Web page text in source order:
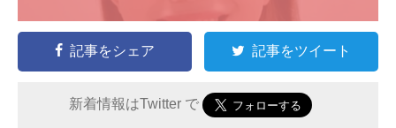
記事をシェア 記事をツイート
新着情報はTwitter で